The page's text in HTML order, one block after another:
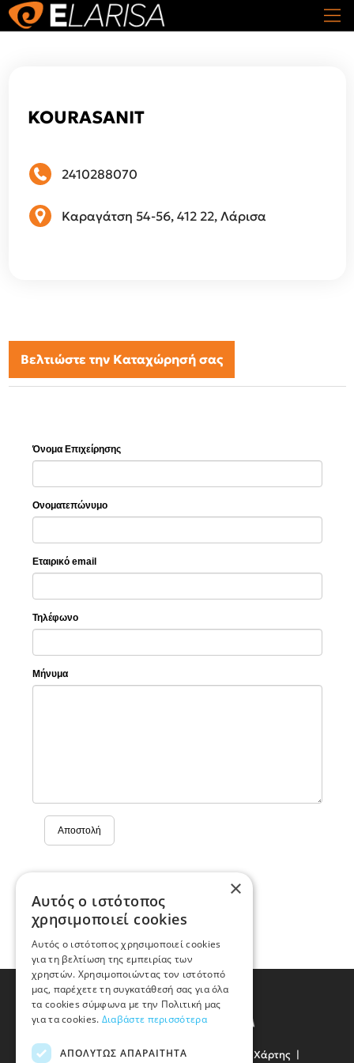
KOURASANIT
2410288070
Καραγάτση 54-56, 412 22, Λάρισα
Βελτιώστε την Καταχώρησή σας
Όνομα Επιχείρησης
Ονοματεπώνυμο
Εταιρικό email
Τηλέφωνο
Μήνυμα
Αποστολή
Όροι Χρήσης Προσωπικά Δεδομένα Χάρτης
×
Αυτός ο ιστότοπος
χρησιμοποιεί cookies
Αυτός ο ιστότοπος χρησιμοποιεί cookies
για τη βελτίωση της εμπειρίας των
χρηστών. Χρησιμοποιώντας τον ιστότοπό
μας, παρέχετε τη συγκατάθεσή σας για όλα
τα cookies σύμφωνα με την Πολιτική μας
για τα cookies. Διαβάστε περισσότερα
ΑΠΟΛΎΤΩΣ ΑΠΑΡΑΊΤΗΤΑ